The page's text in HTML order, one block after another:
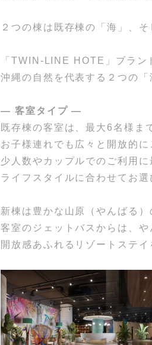
２つの棟は既存棟の「海」、
「TWIN-LINE HOTE」ブラン
沖縄の自然を代表する２つの
― 客室タイプ ―
既存棟の客室は、最大6名様ま
お子様連れでも広々と開放的
少人数やカップルでのご利用
ライフスタイルに合わせてお選
新棟は豊かな山原（やんばる
客室のジェットバスからは、
開放感あふれるリゾートステ